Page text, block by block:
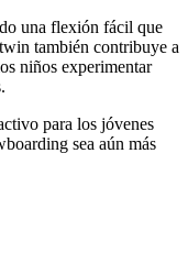
una flexión fácil que
también contribuye a
niños experimentar
para los jóvenes
sea aún más